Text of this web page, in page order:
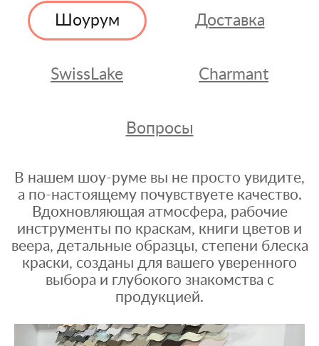
Шоурум Доставка
SwissLake Charmant
Вопросы
В нашем шоу-руме вы не просто увидите,
а по-настоящему почувствуете качество.
Вдохновляющая атмосфера, рабочие
инструменты по краскам, книги цветов и
веера, детальные образцы, степени блеска
краски, созданы для вашего уверенного
выбора и глубокого знакомства с
продукцией.